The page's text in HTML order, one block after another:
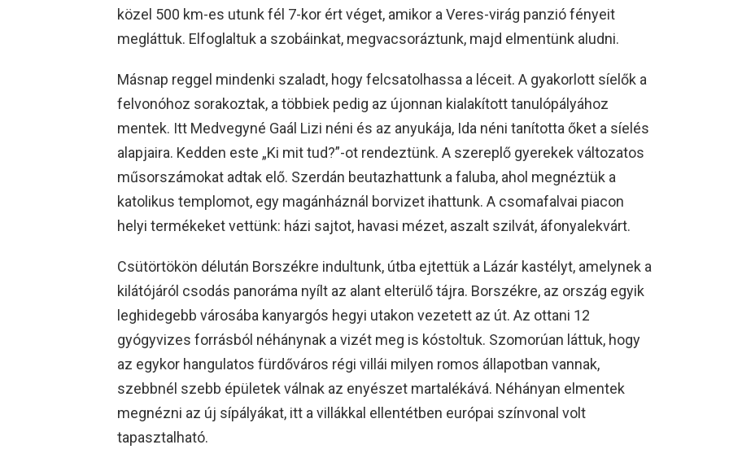
közel 500 km-es utunk fél 7-kor ért véget, amikor a Veres-virág panzió fényeit
megláttuk. Elfoglaltuk a szobáinkat, megvacsoráztunk, majd elmentünk aludni.
Másnap reggel mindenki szaladt, hogy felcsatolhassa a léceit. A gyakorlott síelők a
felvonóhoz sorakoztak, a többiek pedig az újonnan kialakított tanulópályához
mentek. Itt Medvegyné Gaál Lizi néni és az anyukája, Ida néni tanította őket a síelés
alapjaira. Kedden este „Ki mit tud?”-ot rendeztünk. A szereplő gyerekek változatos
műsorszámokat adtak elő. Szerdán beutazhattunk a faluba, ahol megnéztük a
katolikus templomot, egy magánháznál borvizet ihattunk. A csomafalvai piacon
helyi termékeket vettünk: házi sajtot, havasi mézet, aszalt szilvát, áfonyalekvárt.
Csütörtökön délután Borszékre indultunk, útba ejtettük a Lázár kastélyt, amelynek a
kilátójáról csodás panoráma nyílt az alant elterülő tájra. Borszékre, az ország egyik
leghidegebb városába kanyargós hegyi utakon vezetett az út. Az ottani 12
gyógyvizes forrásból néhánynak a vizét meg is kóstoltuk. Szomorúan láttuk, hogy
az egykor hangulatos fürdőváros régi villái milyen romos állapotban vannak,
szebbnél szebb épületek válnak az enyészet martalékává. Néhányan elmentek
megnézni az új sípályákat, itt a villákkal ellentétben európai színvonal volt
tapasztalható.